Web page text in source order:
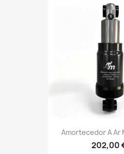
Amortecedor A Ar
202,00